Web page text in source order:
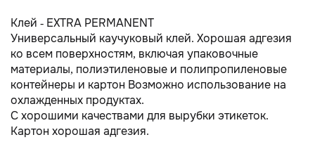
Клей - EXTRA PERMANENT
Универсальный каучуковый клей. Хорошая адгезия
ко всем поверхностям, включая упаковочные
материалы, полиэтиленовые и полипропиленовые
контейнеры и картон Возможно использование на
охлажденных продуктах.
С хорошими качествами для вырубки этикеток.
Картон хорошая адгезия.